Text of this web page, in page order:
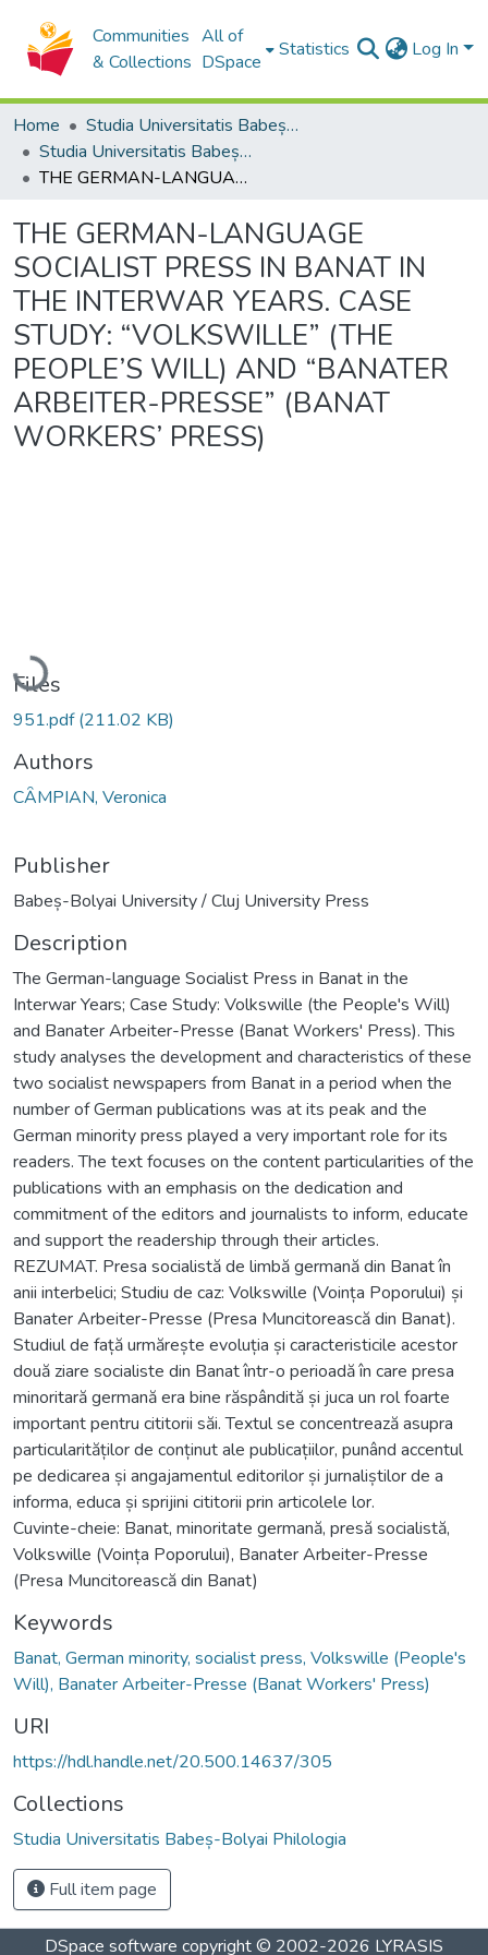
Communities
& Collections
All of
DSpace
Statistics Log In
Home
Studia Universitatis Babeș-Bolyai Collection
Studia Universitatis Babeș-Bolyai Philologia
THE GERMAN-LANGUAGE SOCIALIST PRESS IN BANAT IN THE INTERWAR YEARS. CASE STUDY: “VOLKSWILLE” (THE PEOPLE’S WILL) AND “BANATER ARBEITER-PRESSE” (BANAT WORKERS’ PRESS)
THE GERMAN-LANGUAGE
SOCIALIST PRESS IN BANAT IN
THE INTERWAR YEARS. CASE
STUDY: “VOLKSWILLE” (THE
PEOPLE’S WILL) AND “BANATER
ARBEITER-PRESSE” (BANAT
WORKERS’ PRESS)
Loading...
Files
951.pdf(211.02 KB)
Authors
CȂMPIAN, Veronica
Publisher
Babeș-Bolyai University / Cluj University Press
Description
The German-language Socialist Press in Banat in the
Interwar Years; Case Study: Volkswille (the People's Will)
and Banater Arbeiter-Presse (Banat Workers' Press). This
study analyses the development and characteristics of these
two socialist newspapers from Banat in a period when the
number of German publications was at its peak and the
German minority press played a very important role for its
readers. The text focuses on the content particularities of the
publications with an emphasis on the dedication and
commitment of the editors and journalists to inform, educate
and support the readership through their articles.
REZUMAT. Presa socialistă de limbă germană din Banat în
anii interbelici; Studiu de caz: Volkswille (Voința Poporului) și
Banater Arbeiter-Presse (Presa Muncitorească din Banat).
Studiul de față urmărește evoluția și caracteristicile acestor
două ziare socialiste din Banat într-o perioadă în care presa
minoritară germană era bine răspândită și juca un rol foarte
important pentru cititorii săi. Textul se concentrează asupra
particularităților de conținut ale publicațiilor, punând accentul
pe dedicarea și angajamentul editorilor și jurnaliștilor de a
informa, educa și sprijini cititorii prin articolele lor.
Cuvinte-cheie: Banat, minoritate germană, presă socialistă,
Volkswille (Voința Poporului), Banater Arbeiter-Presse
(Presa Muncitorească din Banat)
Keywords
Banat, German minority, socialist press, Volkswille (People's
Will), Banater Arbeiter-Presse (Banat Workers' Press)
URI
https://hdl.handle.net/20.500.14637/305
Collections
Studia Universitatis Babeș-Bolyai Philologia
Full item page
DSpace software copyright © 2002-2026 LYRASIS